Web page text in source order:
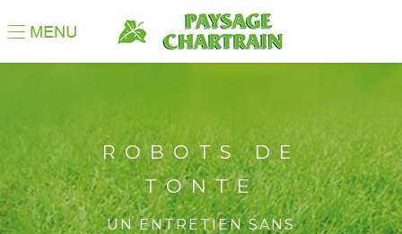
ROBOTS DE
TONTE
UN ENTRETIEN SANS